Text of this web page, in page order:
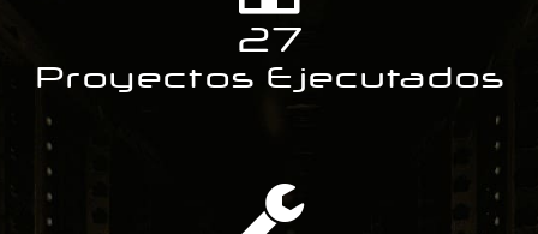
27
Proyectos Ejecutados